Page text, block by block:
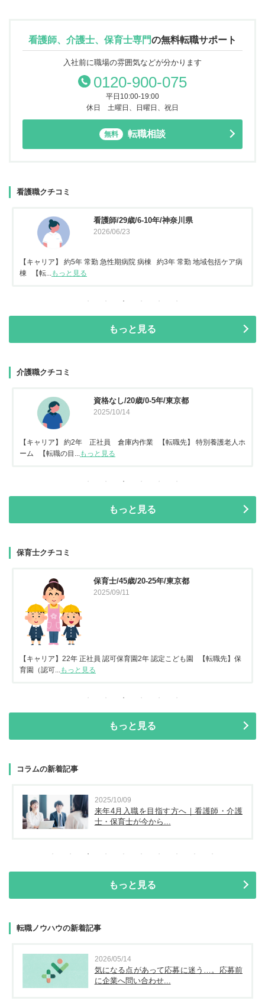
看護師、介護士、保育士専門の無料転職サポート
入社前に職場の雰囲気などが分かります
0120-900-075
平日10:00-19:00
休日 土曜日、日曜日、祝日
無料 転職相談
看護職クチコミ
看護師/29歳/6-10年/神奈川県
2026/06/23
【キャリア】 約5年 常勤 急性期病院 病棟 約3年 常勤 地域包括ケア病
棟 【転...もっと見る
もっと見る
介護職クチコミ
資格なし/20歳/0-5年/東京都
2025/10/14
【キャリア】 約2年 正社員 倉庫内作業 【転職先】 特別養護老人ホ
ーム 【転職の目...
もっと見る
もっと見る
保育士クチコミ
保育士/45歳/20-25年/東京都
2025/09/11
【キャリア】22年 正社員 認可保育園2年 認定こども園 【転職先】保
育園（認可...もっと見る
もっと見る
コラムの新着記事
2025/10/09
来年4月入職を目指す方へ｜看護師・介護
士・保育士が今から...
もっと見る
転職ノウハウの新着記事
2026/05/14
気になる点があって応募に迷う…。応募前
に企業へ問い合わせ...